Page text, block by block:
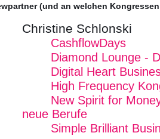
(und an welchen
Christine Schlonski
CashflowDays
Diamond Lounge -
Digital Heart
High Frequency
New Spirit for
neue Berufe
Simple Brilliant